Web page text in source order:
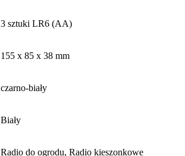
3 sztuki LR6 (AA)
155 x 85 x 38 mm
czarno-biały
Biały
Radio do ogrodu, Radio kieszonkowe